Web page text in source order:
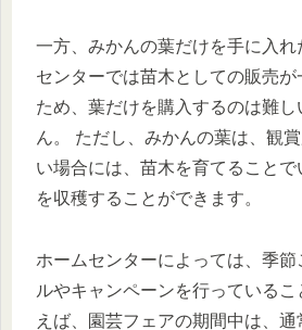
一方、みかんの葉だけを手に入れ
センターでは苗木としての販売
ため、葉だけを購入するのは難
ん。 ただし、みかんの葉は、観
い場合には、苗木を育てること
を収穫することができます。
ホームセンターによっては、季
ルやキャンペーンを行っているこ
えば、園芸フェアの期間中は、